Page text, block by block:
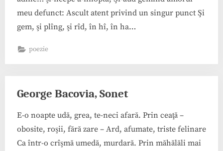
meu defunct: Ascult atent privind un singur punct Şi
gem, şi plîng, şi rîd, în hî, în ha…
poezie
George Bacovia, Sonet
E-o noapte udă, grea, te-neci afară. Prin ceaţă –
obosite, roşii, fără zare – Ard, afumate, triste felinare
Ca într-o crîşmă umedă, murdară. Prin măhălăli mai